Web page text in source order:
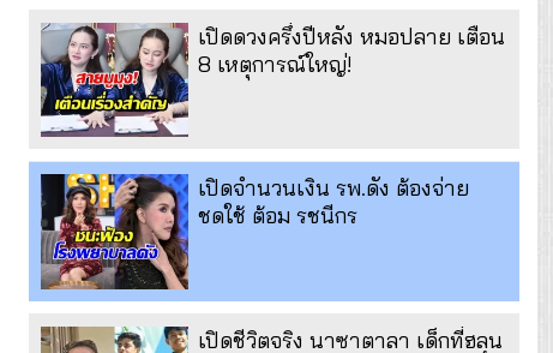
เปิดดวงครึ่งปีหลัง หมอปลาย เตือน
8 เหตุการณ์ใหญ่!
เปิดจำนวนเงิน รพ.ดัง ต้องจ่าย
ชดใช้ ต้อม รชนีกร
เปิดชีวิตจริง นาซาตาลา เด็กที่ฮลุน